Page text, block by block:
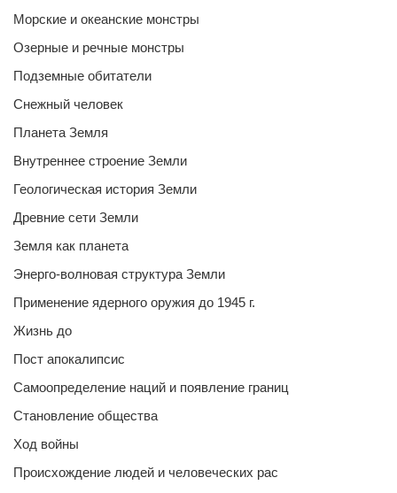
Морские и океанские монстры
Озерные и речные монстры
Подземные обитатели
Снежный человек
Планета Земля
Внутреннее строение Земли
Геологическая история Земли
Древние сети Земли
Земля как планета
Энерго-волновая структура Земли
Применение ядерного оружия до 1945 г.
Жизнь до
Пост апокалипсис
Самоопределение наций и появление границ
Становление общества
Ход войны
Происхождение людей и человеческих рас